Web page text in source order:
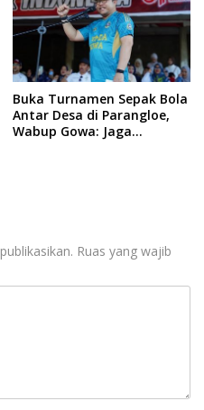
Buka Turnamen Sepak Bola
Antar Desa di Parangloe,
Wabup Gowa: Jaga
Ruas yang wajib